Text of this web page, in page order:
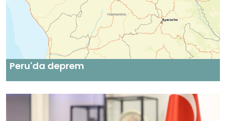
Peru'da deprem